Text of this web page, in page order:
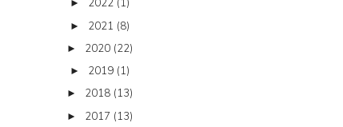
► 2022 (1)
► 2021 (8)
► 2020 (22)
► 2019 (1)
► 2018 (13)
► 2017 (13)